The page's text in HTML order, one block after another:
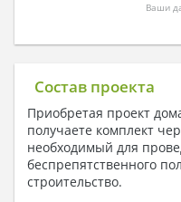
Ваши
Состав проекта
Приобретая проект
получаете комплект
необходимый для
беспрепятственного
строительство.